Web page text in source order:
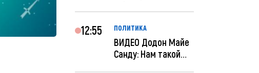
12:55 ПОЛИТИКА
ВИДЕО Додон Майе
Санду: Нам такой